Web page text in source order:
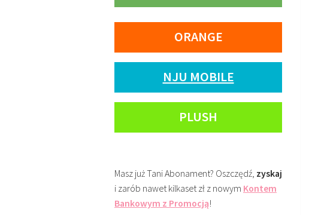
ORANGE
NJU MOBILE
PLUSH
Masz już Tani Abonament? Oszczędź, zyskaj
i zarób nawet kilkaset zł z nowym Kontem
Bankowym z Promocją!